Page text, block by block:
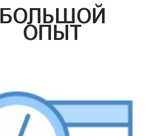
БОЛЬШОЙ
ОПЫТ